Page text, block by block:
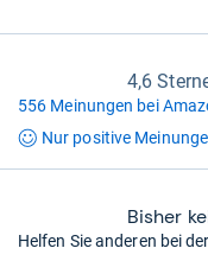
4,6
556 Meinungen bei
Nur positive
Bisher
Helfen Sie anderen bei